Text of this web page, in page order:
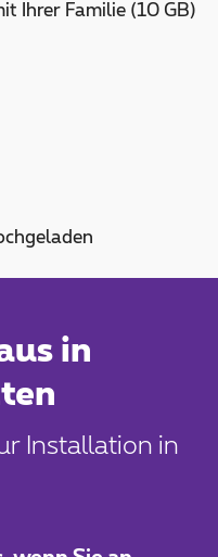
Ihrer Familie (10 GB)
in
Installation in